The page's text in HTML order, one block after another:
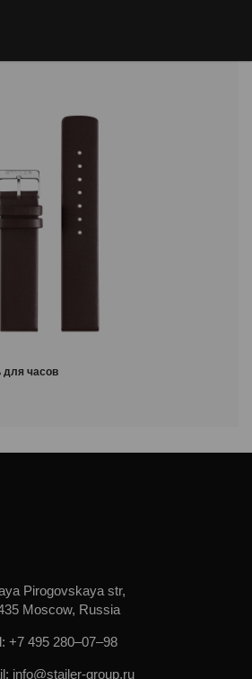
товары
для часов
Pirogovskaya str,
Moscow, Russia
+7 495 280–07–98
info@stailer-group.ru